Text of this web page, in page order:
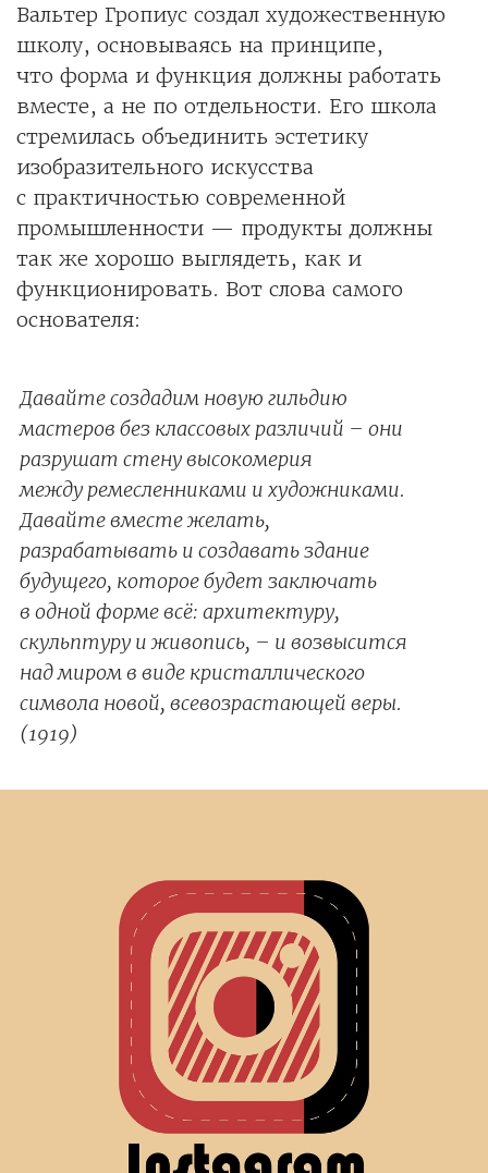
Вальтер Гропиус создал художественную
школу, основываясь на принципе,
что форма и функция должны работать
вместе, а не по отдельности. Его школа
стремилась объединить эстетику
изобразительного искусства
с практичностью современной
промышленности — продукты должны
так же хорошо выглядеть, как и
функционировать. Вот слова самого
основателя:
Давайте создадим новую гильдию
мастеров без классовых различий – они
разрушат стену высокомерия
между ремесленниками и художниками.
Давайте вместе желать,
разрабатывать и создавать здание
будущего, которое будет заключать
в одной форме всё: архитектуру,
скульптуру и живопись, – и возвысится
над миром в виде кристаллического
символа новой, всевозрастающей веры.
(1919)